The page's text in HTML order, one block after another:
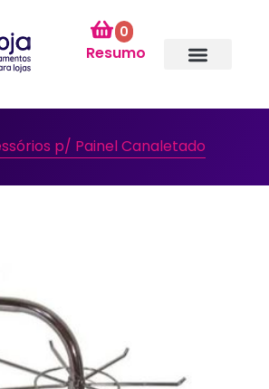
0
Resumo
p/ Painel Canaletado